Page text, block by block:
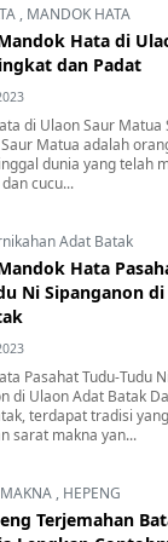
, MANDOK HATA
Hata di
dan Padat
di Ulaon Saur Matua
Matua adalah
dunia yang telah
cucu...
Adat Batak
Hata
Ni Sipanganon
Pasahat Tudu-Tudu Ni
di Ulaon Adat Batak
terdapat tradisi
sarat makna yan...
, HEPENG
Terjemahan